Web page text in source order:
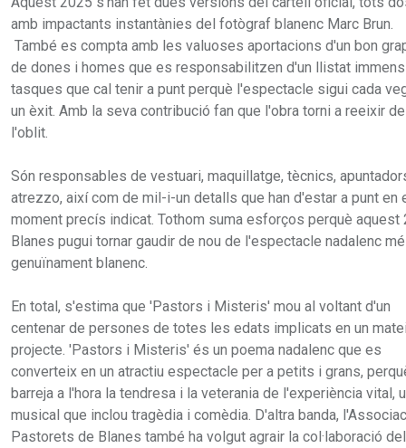
amb impactants instantànies del fotògraf blanenc Marc Brun.
També es compta amb les valuoses aportacions d'un bon
de dones i homes que es responsabilitzen d'un llistat
tasques que cal tenir a punt perquè l'espectacle sigui cada
un èxit. Amb la seva contribució fan que l'obra torni a reeixir de
l'oblit.
Són responsables de vestuari, maquillatge, tècnics,
atrezzo, així com de mil-i-un detalls que han d'estar a punt en
moment precís indicat. Tothom suma esforços perquè aquest
Blanes pugui tornar gaudir de nou de l'espectacle nadalenc
genuïnament blanenc.
En total, s'estima que 'Pastors i Misteris' mou al voltant d'un
centenar de persones de totes les edats implicats en un
projecte. 'Pastors i Misteris' és un poema nadalenc que es
converteix en un atractiu espectacle per a petits i grans,
barreja a l'hora la tendresa i la veterania de l'experiència vital,
musical que inclou tragèdia i comèdia. D'altra banda,
Pastorets de Blanes també ha volgut agrair la col·laboració